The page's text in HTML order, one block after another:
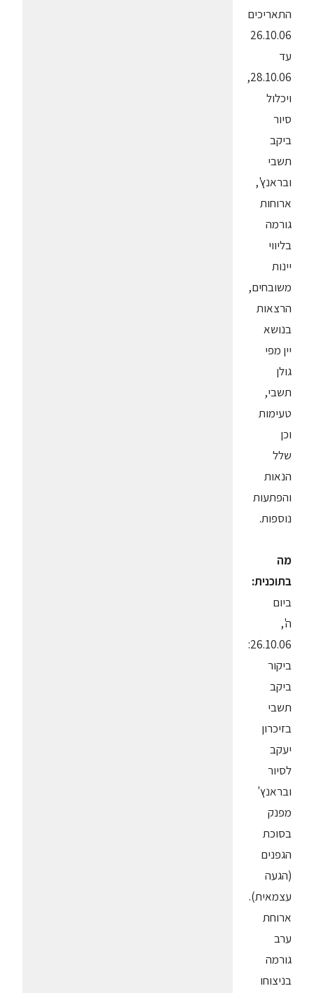
התאריכים
26.10.06
עד
28.10.06,
ויכלול
סיור
ביקב
תשבי
ובראנץ',
ארוחות
גורמה
בליווי
יינות
משובחים,
הרצאות
בנושא
יין מפי
גולן
תשבי,
טעימות
וכן
שלל
הנאות
והפתעות
נוספות.
מה
בתוכנית:
ביום
ה',
26.10.06:
ביקור
ביקב
תשבי
בזיכרון
יעקב
לסיור
ובראנץ'
מפנק
בסוכת
הגפנים
(הגעה
עצמאית).
ארוחת
ערב
גורמה
בניצוחו